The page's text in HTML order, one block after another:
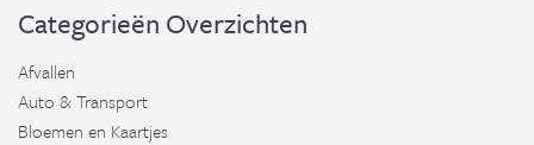
Categorieën Overzichten
Afvallen
Auto & Transport
Bloemen en Kaartjes